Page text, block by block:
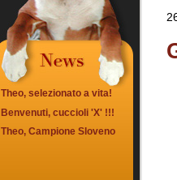
Theo, selezionato a vita!
Benvenuti, cuccioli 'X' !!!
Theo, Campione Sloveno